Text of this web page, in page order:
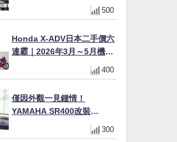
市探索限定色 GOOPiMADE
聯名包同步登場
500
Honda X-ADV日本二手價六
連霸｜2026年3月～5月機車
轉售排行榜 CBR1000RR-R
FIREBLADE SP首度躋身前
400
僅因外觀一見鍾情！
YAMAHA SR400改裝
Tracker風格｜ 女車主的機車
人生蛻變記
300